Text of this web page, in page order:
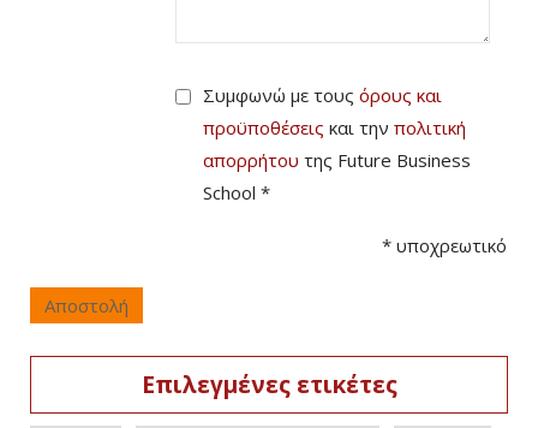
Συμφωνώ με τους όρους και
προϋποθέσεις και την πολιτική
απορρήτου της Future Business
School *
* υποχρεωτικό
Αποστολή
Επιλεγμένες ετικέτες